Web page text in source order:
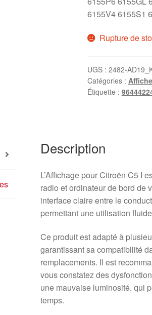
6155V4 6155S1
Rupture de
UGS : 2482-
Catégories : Affiche
Étiquette :
Description
L’Affichage pour Citroën C5 I
radio et ordinateur de bord de
interface claire entre le
permettant une utilisation
Ce produit est adapté à
garantissant sa compatibilité
remplacements. Il est
vous constatez des
une mauvaise luminosité, qui
temps.